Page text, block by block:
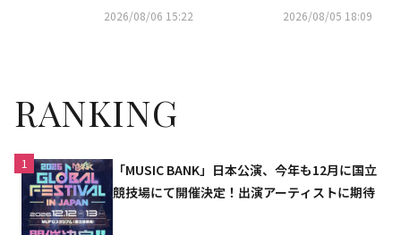
K-WORLD DREAM AWARDS』8
2026/08/06 15:22
推しタイプ別調査の結果が明ら
2026/08/05 18:09
RANKING
1
「MUSIC BANK」日本公演、今年も12月に国立
競技場にて開催決定！出演アーティストに期待